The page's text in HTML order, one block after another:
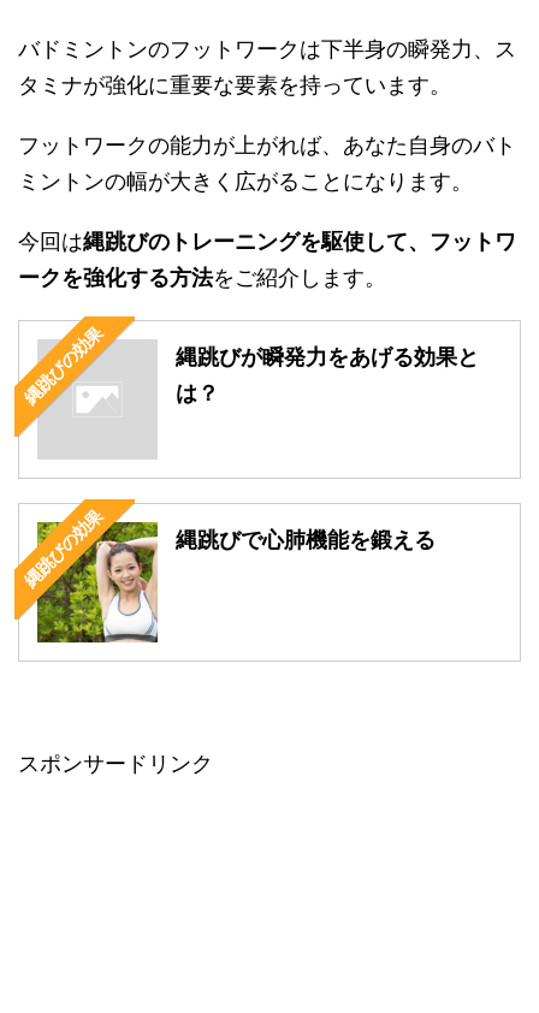
バドミントンのフットワークは下半身の瞬発力、ス
タミナが強化に重要な要素を持っています。
フットワークの能力が上がれば、あなた自身のバト
ミントンの幅が大きく広がることになります。
今回は縄跳びのトレーニングを駆使して、フットワ
ークを強化する方法をご紹介します。
縄跳びの効果
縄跳びが瞬発力をあげる効果と
は？
縄跳びの効果 縄跳びで心肺機能を鍛える
スポンサードリンク